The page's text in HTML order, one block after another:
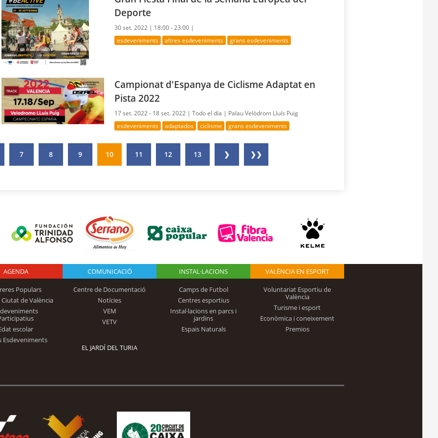
Deporte
30 set. 2022 | 18:00 - 23:00 |
esdeveniments altres esdeveniments grans esdeveniments
Campionat d'Espanya de Ciclisme Adaptat en
Pista 2022
17 set. 2022 - 18 set. 2022 |Todo el día | Palau Velòdrom Lluís Puig
esdeveniments adaptados ciclisme grans esdeveniments
7 8 9 10 11 12 13 ❯ ❯❯
Logo Fundación
Trinidad Alfonso
AGENDA
Populars
de València
escolar
Esdeveniments
COMUNICACIÓ
Centre de Documentació
Notícies
VEM
VETV
INSTAL·LACIONS
Camps de Futbol
Centres esportius
Instal·lacions en parcs i
jardins
Espais Naturals
VALÈNCIA EN ESPORT
Voluntariat Esportiu de
València
Turisme i esport
Econòmica i coneixement
Premios
EL JARDÍ DEL TURIA